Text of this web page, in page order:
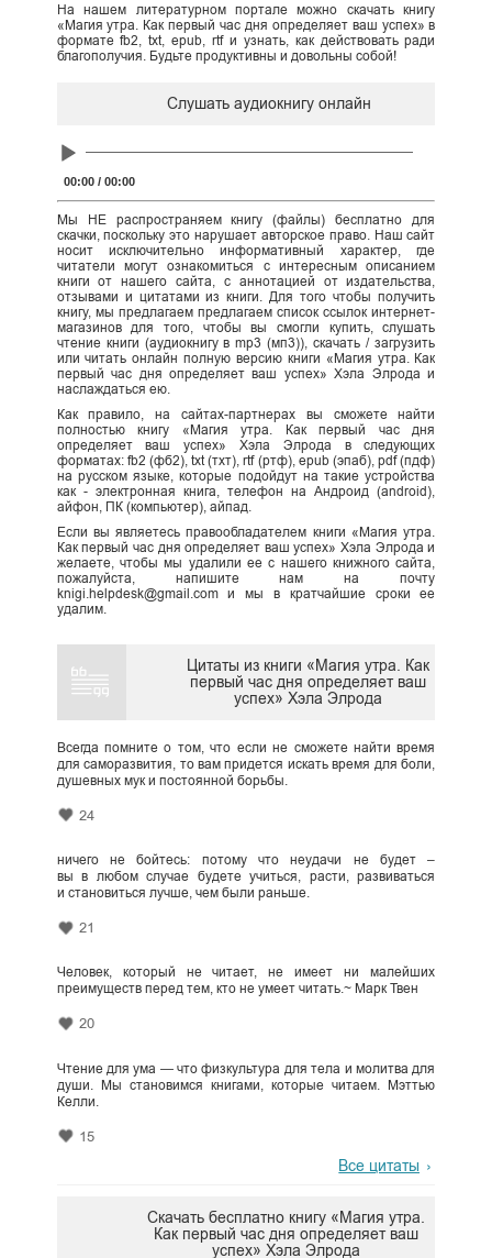
На нашем литературном портале можно скачать книгу
«Магия утра. Как первый час дня определяет ваш успех» в
формате fb2, txt, epub, rtf и узнать, как действовать ради
благополучия. Будьте продуктивны и довольны собой!
Слушать аудиокнигу онлайн
Audio
00:00/ 00:00
Мы НЕ распространяем книгу (файлы) бесплатно для
скачки, поскольку это нарушает авторское право. Наш сайт
носит исключительно информативный характер, где
читатели могут ознакомиться с интересным описанием
книги от нашего сайта, с аннотацией от издательства,
отзывами и цитатами из книги. Для того чтобы получить
книгу, мы предлагаем предлагаем список ссылок интернет-
магазинов для того, чтобы вы смогли купить, слушать
чтение книги (аудиокнигу в mp3 (мп3)), скачать / загрузить
или читать онлайн полную версию книги «Магия утра. Как
первый час дня определяет ваш успех» Хэла Элрода и
наслаждаться ею.
Как правило, на сайтах-партнерах вы сможете найти
полностью книгу «Магия утра. Как первый час дня
определяет ваш успех» Хэла Элрода в следующих
форматах: fb2 (фб2), txt (тхт), rtf (ртф), epub (эпаб), pdf (пдф)
на русском языке, которые подойдут на такие устройства
как - электронная книга, телефон на Андроид (android),
айфон, ПК (компьютер), айпад.
Если вы являетесь правообладателем книги «Магия утра.
Как первый час дня определяет ваш успех» Хэла Элрода и
желаете, чтобы мы удалили ее с нашего книжного сайта,
пожалуйста, напишите нам на почту
knigi.helpdesk@gmail.com и мы в кратчайшие сроки ее
удалим.
Цитаты из книги «Магия утра. Как
первый час дня определяет ваш
успех» Хэла Элрода
Всегда помните о том, что если не сможете найти время
для саморазвития, то вам придется искать время для боли,
душевных мук и постоянной борьбы.
24
ничего не бойтесь: потому что неудачи не будет –
вы в любом случае будете учиться, расти, развиваться
и становиться лучше, чем были раньше.
21
Человек, который не читает, не имеет ни малейших
преимуществ перед тем, кто не умеет читать.~ Марк Твен
20
Чтение для ума — что физкультура для тела и молитва для
души. Мы становимся книгами, которые читаем. Мэттью
Келли.
15
Все цитаты
Скачать бесплатно книгу «Магия утра.
Как первый час дня определяет ваш
успех» Хэла Элрода